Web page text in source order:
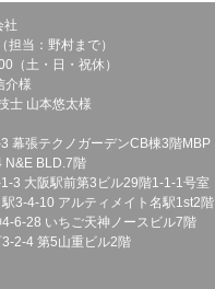
社
当：野村まで）
（土・日・祝休）
介様
士 山本悠太様
幕張テクノガーデンCB棟3階MBP
N&E BLD.7階
3 大阪駅前第3ビル29階1-1-1号室
3-4-10 アルティメイト名駅1st2階
6-28 いちご天神ノースビル7階
2-4 第5山重ビル2階